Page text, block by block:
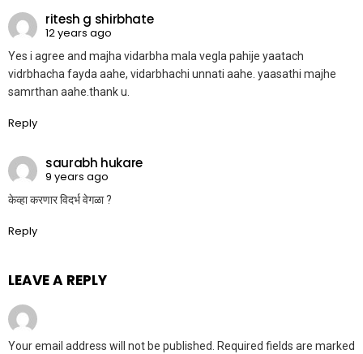
ritesh g shirbhate
12 years ago
Yes i agree and majha vidarbha mala vegla pahije yaatach
vidrbhacha fayda aahe, vidarbhachi unnati aahe. yaasathi majhe
samrthan aahe.thank u.
Reply
saurabh hukare
9 years ago
केव्हा करणार विदर्भ वेगळा ?
Reply
LEAVE A REPLY
Your email address will not be published.
Required fields are marked